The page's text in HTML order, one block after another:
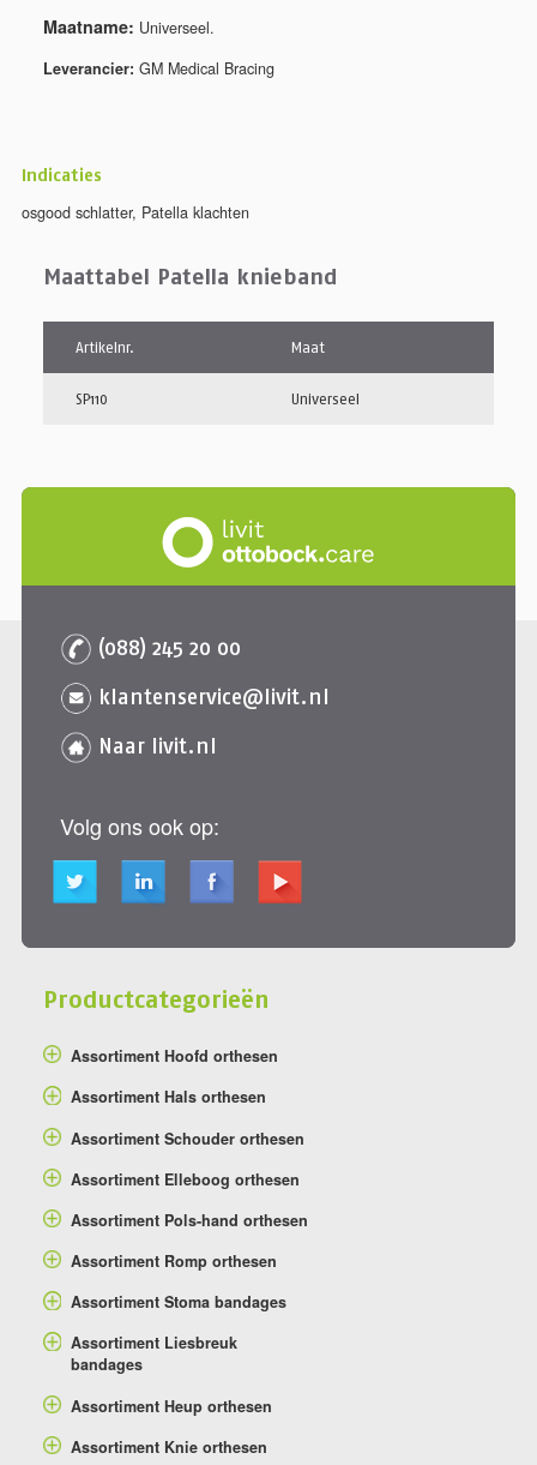
Maatname: Universeel.
Leverancier: GM Medical Bracing
Indicaties
osgood schlatter, Patella klachten
Maattabel Patella knieband
Artikelnr. Maat
SP110 Universeel
(088) 245 20 00
klantenservice@livit.nl
Naar livit.nl
Volg ons ook op:
Productcategorieën
Assortiment Hoofd orthesen
Assortiment Hals orthesen
Assortiment Schouder orthesen
Assortiment Elleboog orthesen
Assortiment Pols-hand orthesen
Assortiment Romp orthesen
Assortiment Stoma bandages
Assortiment Liesbreuk
bandages
Assortiment Heup orthesen
Assortiment Knie orthesen